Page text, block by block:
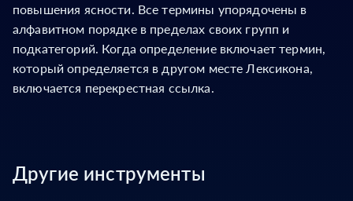
повышения ясности. Все термины упорядочены в
алфавитном порядке в пределах своих групп и
подкатегорий. Когда определение включает термин,
который определяется в другом месте Лексикона,
включается перекрестная ссылка.
Другие инструменты